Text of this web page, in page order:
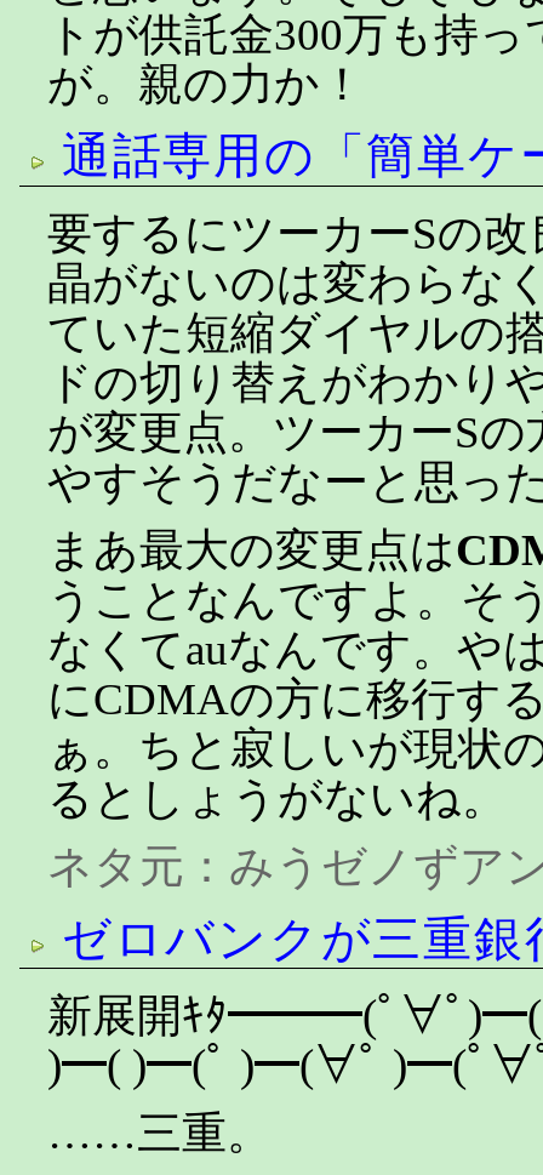
トが供託金300万も持
が。親の力か！
通話専用の「簡単ケ
要するにツーカーSの
晶がないのは変わらな
ていた短縮ダイヤルの
ドの切り替えがわかり
が変更点。ツーカーS
やすそうだなーと思っ
まあ最大の変更点は
うことなんですよ。そ
なくてauなんです。や
にCDMAの方に移行す
ぁ。ちと寂しいが現状
るとしょうがないね。
ネタ元： みうゼノずア
ゼロバンクが三重銀
新展開ｷﾀ━━━(ﾟ∀ﾟ
)━( )━(ﾟ )━(∀ﾟ )━(ﾟ
……三重。